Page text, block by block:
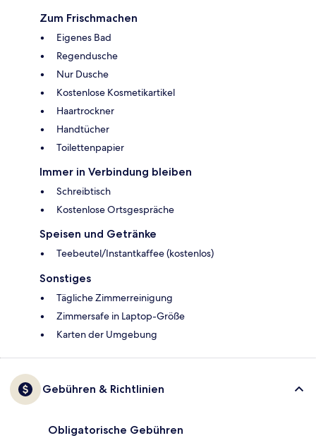
Zum Frischmachen
Eigenes Bad
Regendusche
Nur Dusche
Kostenlose Kosmetikartikel
Haartrockner
Handtücher
Toilettenpapier
Immer in Verbindung bleiben
Schreibtisch
Kostenlose Ortsgespräche
Speisen und Getränke
Teebeutel/Instantkaffee (kostenlos)
Sonstiges
Tägliche Zimmerreinigung
Zimmersafe in Laptop-Größe
Karten der Umgebung
Gebühren & Richtlinien
Obligatorische Gebühren